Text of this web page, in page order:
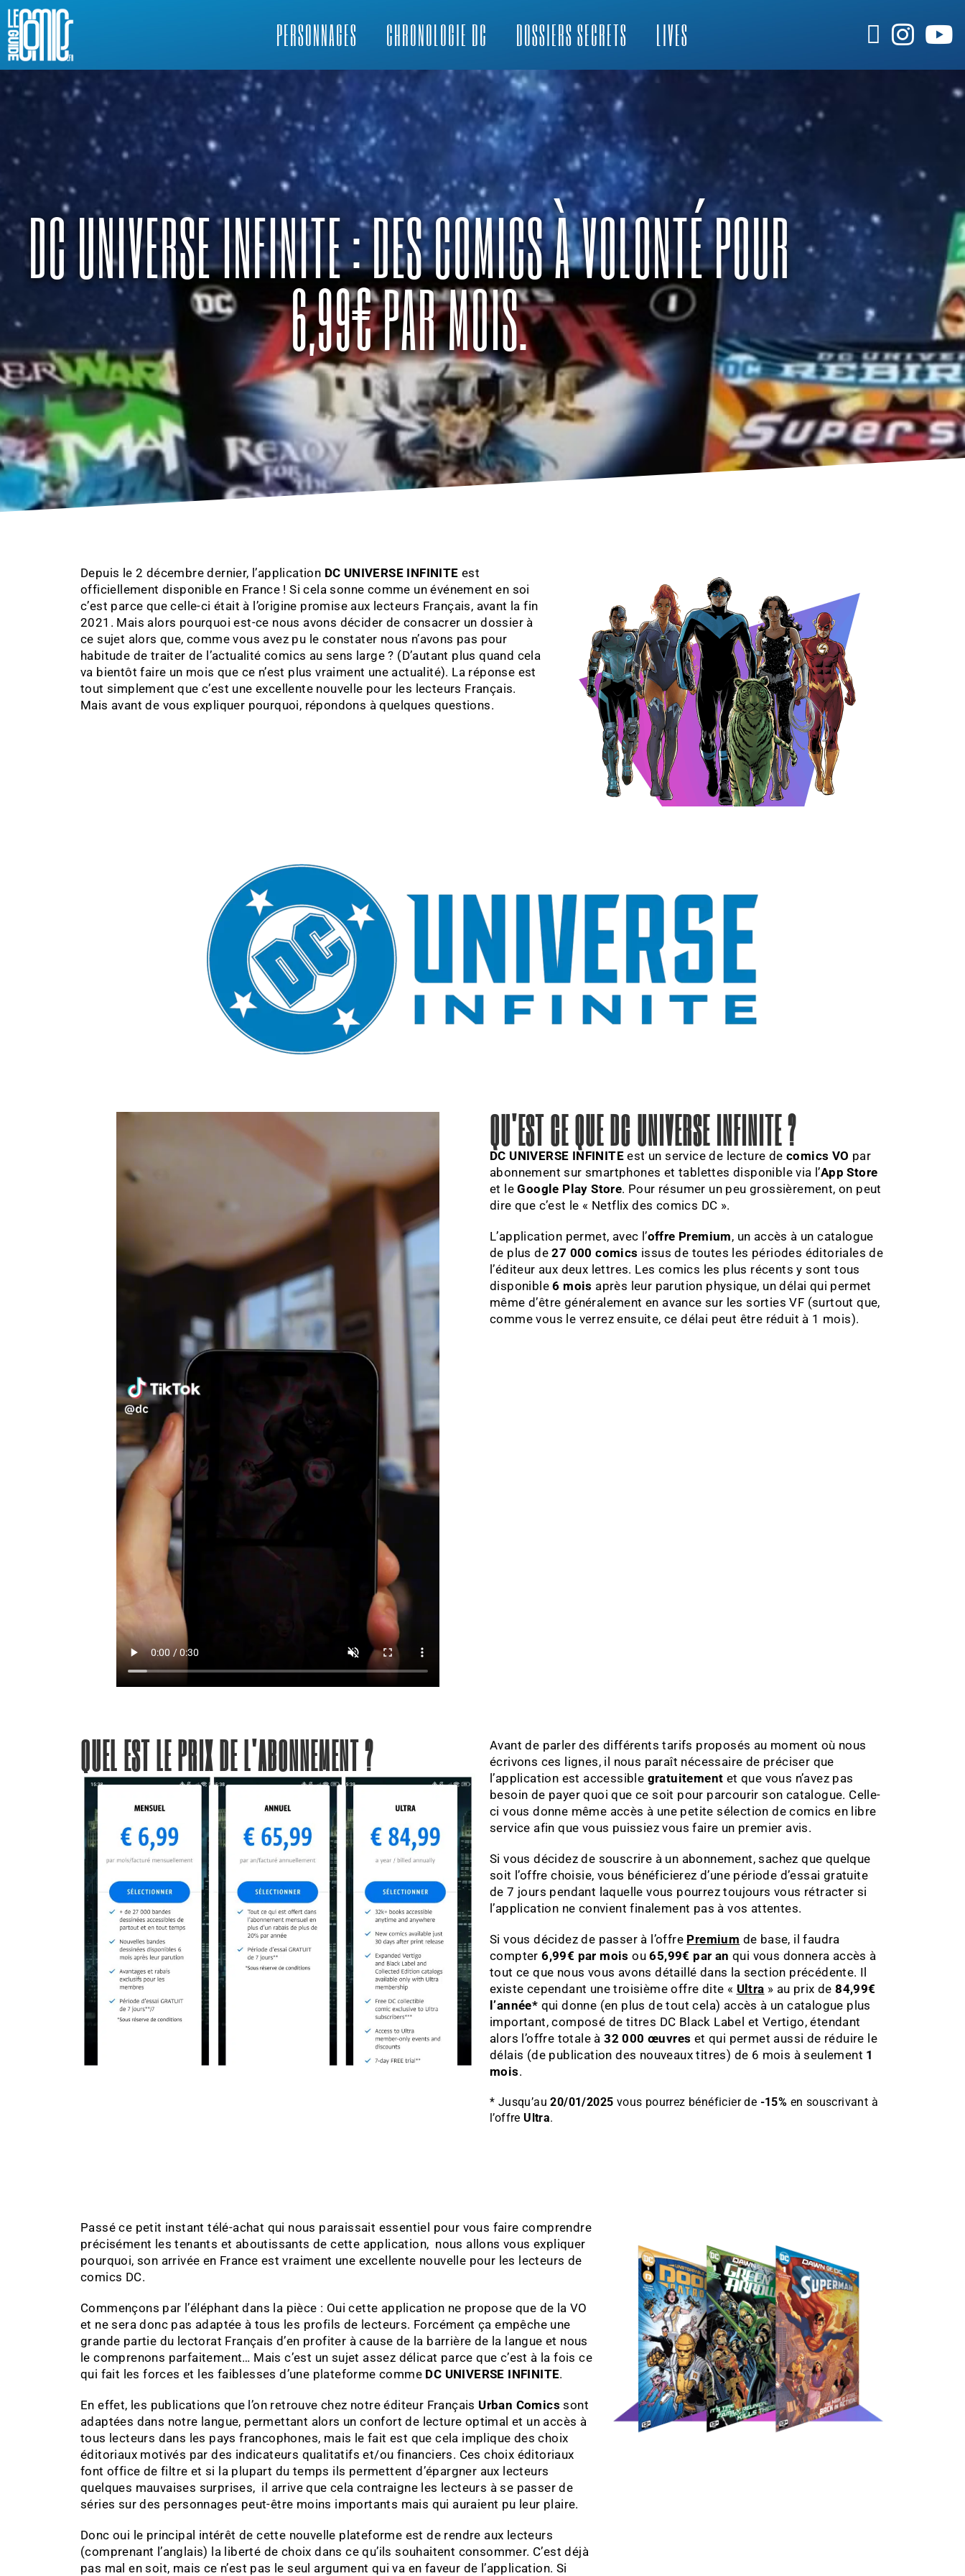
PERSONNAGES CHRONOLOGIE DC DOSSIERS SECRETS LIVES
DC UNIVERSE INFINITE : DES COMICS À VOLONTÉ POUR
6,99€ PAR MOIS.
Depuis le 2 décembre dernier, l’application DC UNIVERSE INFINITE est
officiellement disponible en France ! Si cela sonne comme un événement en soi
c’est parce que celle-ci était à l’origine promise aux lecteurs Français, avant la fin
2021. Mais alors pourquoi est-ce nous avons décider de consacrer un dossier à
ce sujet alors que, comme vous avez pu le constater nous n’avons pas pour
habitude de traiter de l’actualité comics au sens large ? (D’autant plus quand cela
va bientôt faire un mois que ce n’est plus vraiment une actualité). La réponse est
tout simplement que c’est une excellente nouvelle pour les lecteurs Français.
Mais avant de vous expliquer pourquoi, répondons à quelques questions.
QU'EST CE QUE DC UNIVERSE INFINITE ?
DC UNIVERSE INFINITE est un service de lecture de comics VO par
abonnement sur smartphones et tablettes disponible via l’App Store
et leGoogle Play Store. Pour résumer un peu grossièrement, on peut
dire que c’est le « Netflix des comics DC ».
L’application permet, avec l’offre Premium, un accès à un catalogue
de plus de27 000 comics issus de toutes les périodes éditoriales de
l’éditeur aux deux lettres. Les comics les plus récents y sont tous
disponible6 mois après leur parution physique, un délai qui permet
même d’être généralement en avance sur les sorties VF (surtout que,
comme vous le verrez ensuite, ce délai peut être réduit à 1 mois).
QUEL EST LE PRIX DE L'ABONNEMENT ?
Avant de parler des différents tarifs proposés au moment où nous
écrivons ces lignes, il nous paraît nécessaire de préciser que
l’application est accessible gratuitement et que vous n’avez pas
besoin de payer quoi que ce soit pour parcourir son catalogue. Celle-
ci vous donne même accès à une petite sélection de comics en libre
service afin que vous puissiez vous faire un premier avis.
Si vous décidez de souscrire à un abonnement, sachez que quelque
soit l’offre choisie, vous bénéficierez d’une période d’essai gratuite
de 7 jours pendant laquelle vous pourrez toujours vous rétracter si
l’application ne convient finalement pas à vos attentes.
Si vous décidez de passer à l’offre Premium de base, il faudra
compter6,99€ par mois ou65,99€ par an qui vous donnera accès à
tout ce que nous vous avons détaillé dans la section précédente. Il
existe cependant une troisième offre dite « Ultra » au prix de84,99€
l’année* qui donne (en plus de tout cela) accès à un catalogue plus
important, composé de titres DC Black Label et Vertigo, étendant
alors l’offre totale à32 000 œuvres et qui permet aussi de réduire le
délais (de publication des nouveaux titres) de 6 mois à seulement 1
mois.
* Jusqu’au20/01/2025 vous pourrez bénéficier de -15% en souscrivant à
l’offreUltra.
Passé ce petit instant télé-achat qui nous paraissait essentiel pour vous faire comprendre
précisément les tenants et aboutissants de cette application, nous allons vous expliquer
pourquoi, son arrivée en France est vraiment une excellente nouvelle pour les lecteurs de
comics DC.
Commençons par l’éléphant dans la pièce : Oui cette application ne propose que de la VO
et ne sera donc pas adaptée à tous les profils de lecteurs. Forcément ça empêche une
grande partie du lectorat Français d’en profiter à cause de la barrière de la langue et nous
le comprenons parfaitement… Mais c’est un sujet assez délicat parce que c’est à la fois ce
qui fait les forces et les faiblesses d’une plateforme comme DC UNIVERSE INFINITE.
En effet, les publications que l’on retrouve chez notre éditeur Français Urban Comics sont
adaptées dans notre langue, permettant alors un confort de lecture optimal et un accès à
tous lecteurs dans les pays francophones, mais le fait est que cela implique des choix
éditoriaux motivés par des indicateurs qualitatifs et/ou financiers. Ces choix éditoriaux
font office de filtre et si la plupart du temps ils permettent d’épargner aux lecteurs
quelques mauvaises surprises, il arrive que cela contraigne les lecteurs à se passer de
séries sur des personnages peut-être moins importants mais qui auraient pu leur plaire.
Donc oui le principal intérêt de cette nouvelle plateforme est de rendre aux lecteurs
(comprenant l’anglais) la liberté de choix dans ce qu’ils souhaitent consommer. C’est déjà
pas mal en soit, mais ce n’est pas le seul argument qui va en faveur de l’application. Si